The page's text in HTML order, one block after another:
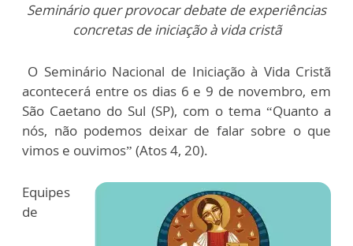
Seminário quer provocar debate de experiências
concretas de iniciação à vida cristã
O Seminário Nacional de Iniciação à Vida Cristã
acontecerá entre os dias 6 e 9 de novembro, em
São Caetano do Sul (SP), com o tema “Quanto a
nós, não podemos deixar de falar sobre o que
vimos e ouvimos” (Atos 4, 20).
Equipes
de